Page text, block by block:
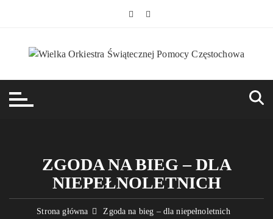
ZGODA NA BIEG – DLA
NIEPEŁNOLETNICH
Strona główna Zgoda na bieg – dla niepełnoletnich